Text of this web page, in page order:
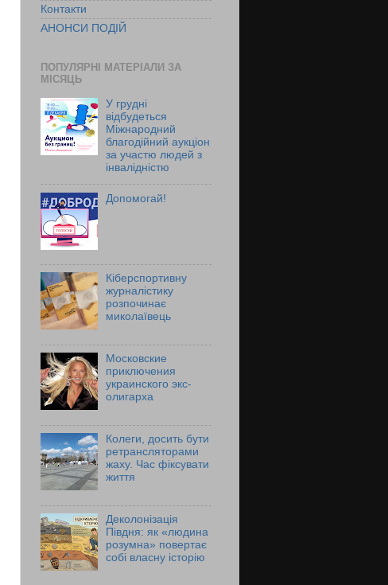
Контакти
АНОНСИ ПОДІЙ
ПОПУЛЯРНІ МАТЕРІАЛИ ЗА
МІСЯЦЬ
У грудні
відбудеться
Міжнародний
благодійний аукціон
за участю людей з
інвалідністю
Допомогай!
Кіберспортивну
журналістику
розпочинає
миколаївець
Московские
приключения
украинского экс-
олигарха
Колеги, досить бути
ретрансляторами
жаху. Час фіксувати
життя
Деколонізація
Півдня: як «людина
розумна» повертає
собі власну історію